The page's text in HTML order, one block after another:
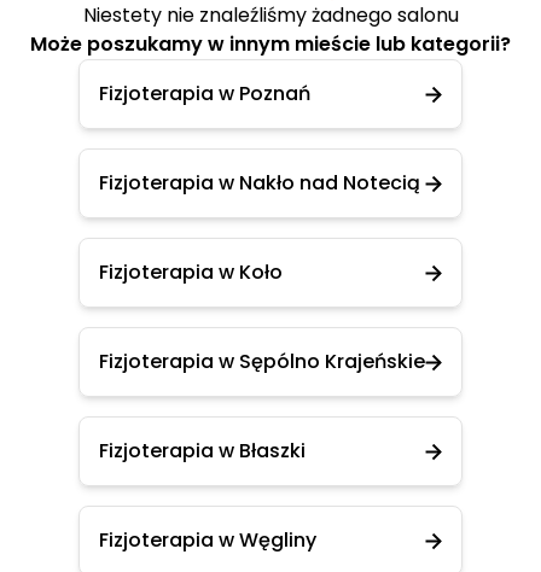
Niestety nie znaleźliśmy żadnego salonu
Może poszukamy w innym mieście lub kategorii?
Fizjoterapia w Poznań
Fizjoterapia w Nakło nad Notecią
Fizjoterapia w Koło
Fizjoterapia w Sępólno Krajeńskie
Fizjoterapia w Błaszki
Fizjoterapia w Węgliny